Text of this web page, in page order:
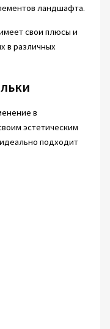
ландшафта.
свои плюсы и
в различных
в
эстетическим
подходит